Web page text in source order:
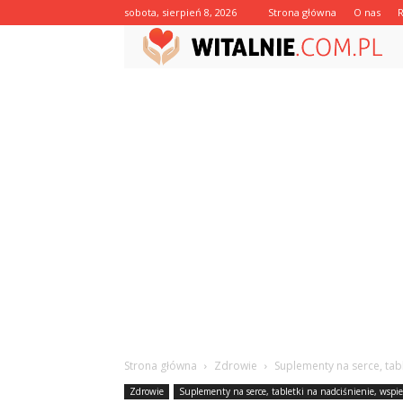
sobota, sierpień 8, 2026 Strona główna O nas
Strona główna Zdrowie Suplementy na serce,
Zdrowie Suplementy na serce, tabletki na nadciśnienie,